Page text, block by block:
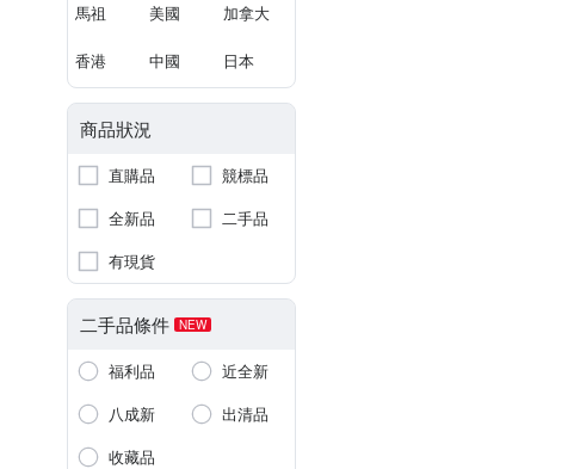
馬祖 美國 加拿大
香港 中國 日本
商品狀況
直購品
競標品
全新品
二手品
有現貨
二手品條件 NEW
福利品
近全新
八成新
出清品
收藏品